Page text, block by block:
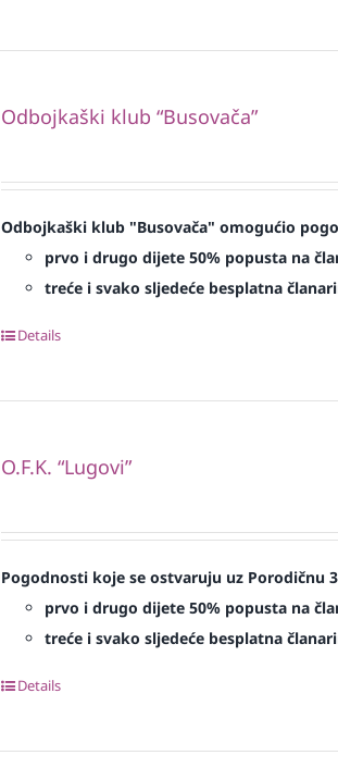
Odbojkaški klub “Busovača”
Odbojkaški klub "Busovača" omogućio
prvo i drugo dijete 50% popusta na
treće i svako sljedeće besplatna
Details
O.F.K. “Lugovi”
Pogodnosti koje se ostvaruju uz Porodičnu
prvo i drugo dijete 50% popusta na
treće i svako sljedeće besplatna
Details